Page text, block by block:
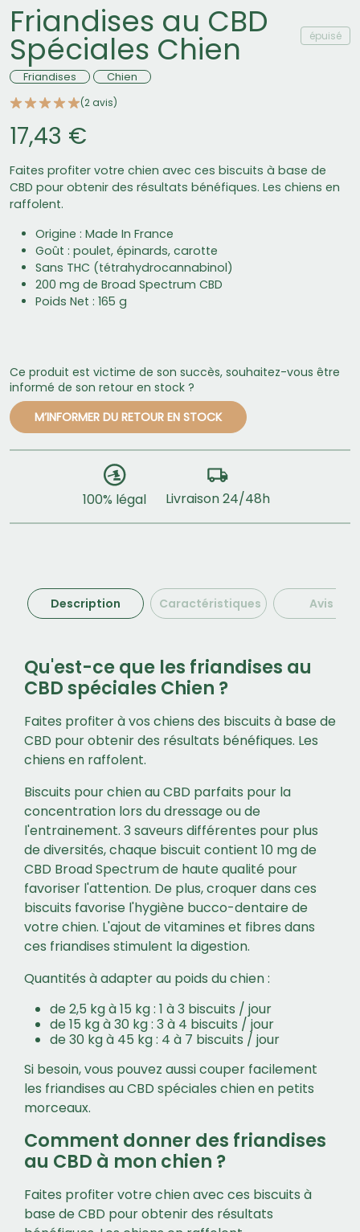
Friandises au CBD
Spéciales Chien épuisé
Friandises Chien
(2 avis)
17,43 €
Faites profiter votre chien avec ces biscuits à base de
CBD pour obtenir des résultats bénéfiques. Les chiens en
raffolent.
Origine : Made In France
Goût : poulet, épinards, carotte
Sans THC (tétrahydrocannabinol)
200 mg de Broad Spectrum CBD
Poids Net : 165 g
Ce produit est victime de son succès, souhaitez-vous être
informé de son retour en stock ?
M’INFORMER DU RETOUR EN STOCK
100% légal Livraison 24/48h
Description Caractéristiques Avis (2)
Qu'est-ce que les friandises au
CBD spéciales Chien ?
Faites profiter à vos chiens des biscuits à base de
CBD pour obtenir des résultats bénéfiques. Les
chiens en raffolent.
Biscuits pour chien au CBD parfaits pour la
concentration lors du dressage ou de
l'entrainement. 3 saveurs différentes pour plus
de diversités, chaque biscuit contient 10 mg de
CBD Broad Spectrum de haute qualité pour
favoriser l'attention. De plus, croquer dans ces
biscuits favorise l'hygiène bucco-dentaire de
votre chien. L'ajout de vitamines et fibres dans
ces friandises stimulent la digestion.
Quantités à adapter au poids du chien :
de 2,5 kg à 15 kg : 1 à 3 biscuits / jour
de 15 kg à 30 kg : 3 à 4 biscuits / jour
de 30 kg à 45 kg : 4 à 7 biscuits / jour
Si besoin, vous pouvez aussi couper facilement
les friandises au CBD spéciales chien en petits
morceaux.
Comment donner des friandises
au CBD à mon chien ?
Faites profiter votre chien avec ces biscuits à
base de CBD pour obtenir des résultats